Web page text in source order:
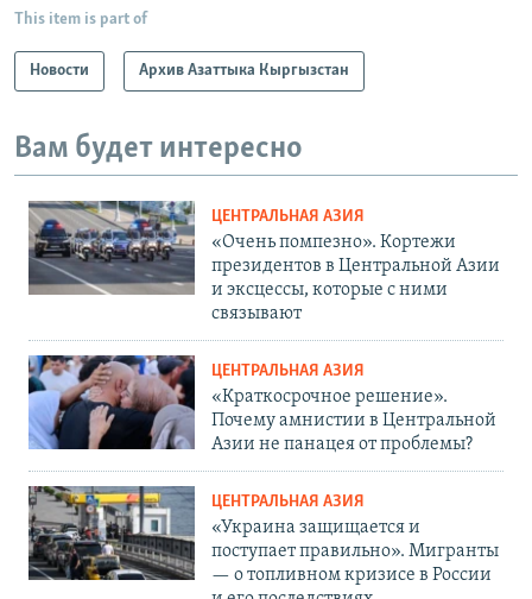
This item is part of
Новости Архив Азаттыка Кыргызстан
Вам будет интересно
ЦЕНТРАЛЬНАЯ АЗИЯ
«Очень помпезно». Кортежи
президентов в Центральной Азии
и эксцессы, которые с ними
связывают
ЦЕНТРАЛЬНАЯ АЗИЯ
«Краткосрочное решение».
Почему амнистии в Центральной
Азии не панацея от проблемы?
ЦЕНТРАЛЬНАЯ АЗИЯ
«Украина защищается и
поступает правильно». Мигранты
— о топливном кризисе в России